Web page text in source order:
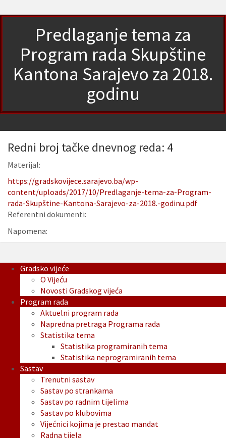
Predlaganje tema za
Program rada Skupštine
Kantona Sarajevo za 2018.
godinu
Redni broj tačke dnevnog reda: 4
Materijal:
https://gradskovijece.sarajevo.ba/wp-
content/uploads/2017/10/Predlaganje-tema-za-Program-
rada-Skupštine-Kantona-Sarajevo-za-2018.-godinu.pdf
Referentni dokumenti:
Napomena:
Gradsko vijeće
O Vijeću
Novosti Gradskog vijeća
Program rada
Aktuelni program rada
Napredna pretraga Programa rada
Statistika tema
Statistika programiranih tema
Statistika neprogramiranih tema
Sastav
Trenutni sastav
Sastav po strankama
Sastav po radnim tijelima
Sastav po klubovima
Vijećnici kojima je prestao mandat
Radna tijela